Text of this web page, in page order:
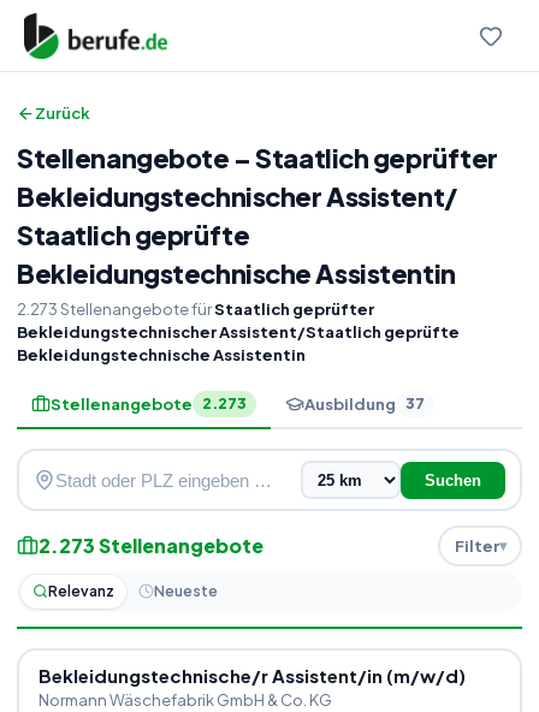
Zurück
Stellenangebote –Staatlich geprüfter
Bekleidungstechnischer Assistent/
Staatlich geprüfte
Bekleidungstechnische Assistentin
2.273StellenangebotefürStaatlich geprüfter
Bekleidungstechnischer Assistent/Staatlich geprüfte
Bekleidungstechnische Assistentin
Stellenangebote 2.273 Ausbildung 37
Suchen
2.273Stellenangebote
Relevanz Neueste
Filter
Bekleidungstechnische/r Assistent/in (m/w/d)
Normann Wäschefabrik GmbH & Co. KG